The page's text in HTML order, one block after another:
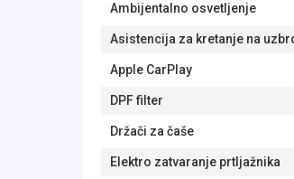
Ambijentalno osvetljenje
Asistencija za kretanje na
Apple CarPlay
DPF filter
Držači za čaše
Elektro zatvaranje prtljažnika